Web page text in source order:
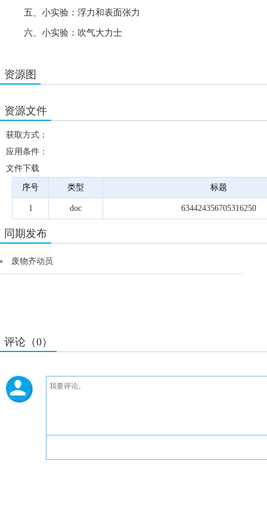
五、小实验：浮力和表面张力
六、小实验：吹气大力士
资源图
资源文件
获取方式：
应用条件：
文件下载
序号 类型 标题
1 doc 634424356705316250
同期发布
废物齐动员
评论（0）